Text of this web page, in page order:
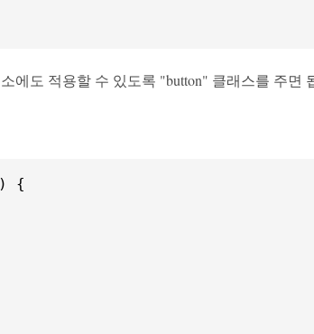
에도 적용할 수 있도록 "button" 클래스를 주면